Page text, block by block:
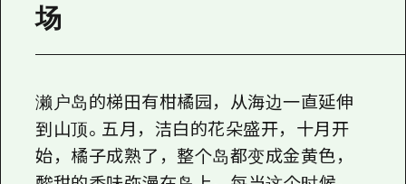
场
濑户岛的梯田有柑橘园，从海边一直延伸
到山顶。五月，洁白的花朵盛开，十月开
始，橘子成熟了，整个岛都变成金黄色，